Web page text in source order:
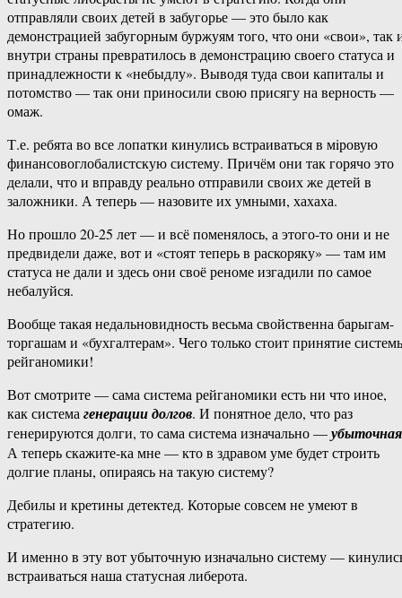
отправляли своих детей в забугорье — это было как
демонстрацией забугорным буржуям того, что они «свои», так
внутри страны превратилось в демонстрацию своего статуса и
принадлежности к «небыдлу». Выводя туда свои капиталы и
потомство — так они приносили свою присягу на верность —
омаж.
Т.е. ребята во все лопатки кинулись встраиваться в мiровую
финансовоглобалистскую систему. Причём они так горячо это
делали, что и вправду реально отправили своих же детей в
заложники. А теперь — назовите их умными, хахаха.
Но прошло 20-25 лет — и всё поменялось, а этого-то они и не
предвидели даже, вот и «стоят теперь в раскоряку» — там им
статуса не дали и здесь они своё реноме изгадили по самое
небалуйся.
Вообще такая недальновидность весьма свойственна барыгам-
торгашам и «бухгалтерам». Чего только стоит принятие
рейганомики!
Вот смотрите — сама система рейганомики есть ни что иное,
как системагенерации долгов. И понятное дело, что раз
генерируются долги, то сама система изначально —убыточная
А теперь скажите-ка мне — кто в здравом уме будет строить
долгие планы, опираясь на такую систему?
Дебилы и кретины детектед. Которые совсем не умеют в
стратегию.
И именно в эту вот убыточную изначально систему —
встраиваться наша статусная либерота.